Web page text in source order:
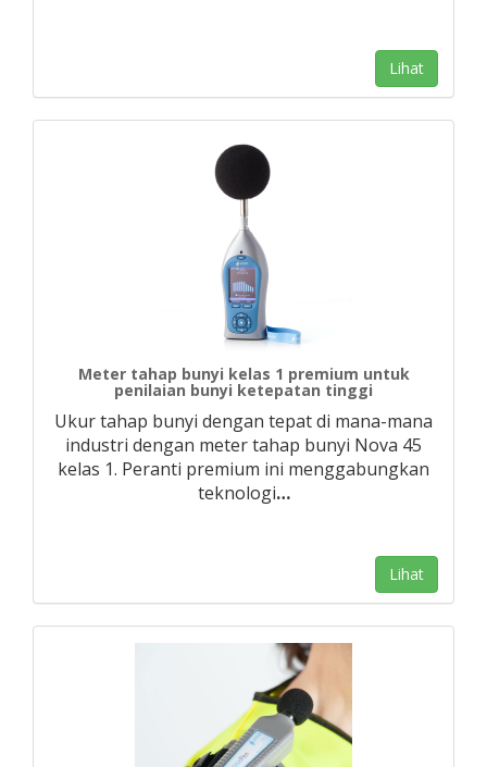
Lihat
Meter tahap bunyi kelas 1 premium untuk
penilaian bunyi ketepatan tinggi
Ukur tahap bunyi dengan tepat di mana-mana
industri dengan meter tahap bunyi Nova 45
kelas 1. Peranti premium ini menggabungkan
teknologi…
Lihat